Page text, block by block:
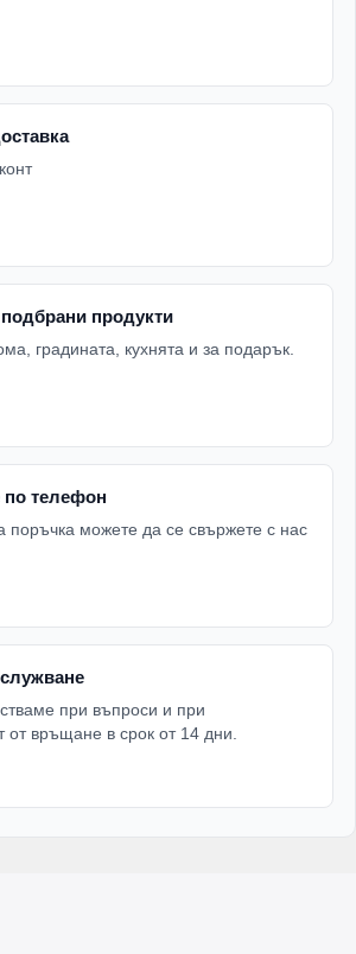
продукти
градината, кухнята и за подарък.
телефон
поръчка можете да се свържете с нас
при въпроси и при
от връщане в срок от 14 дни.